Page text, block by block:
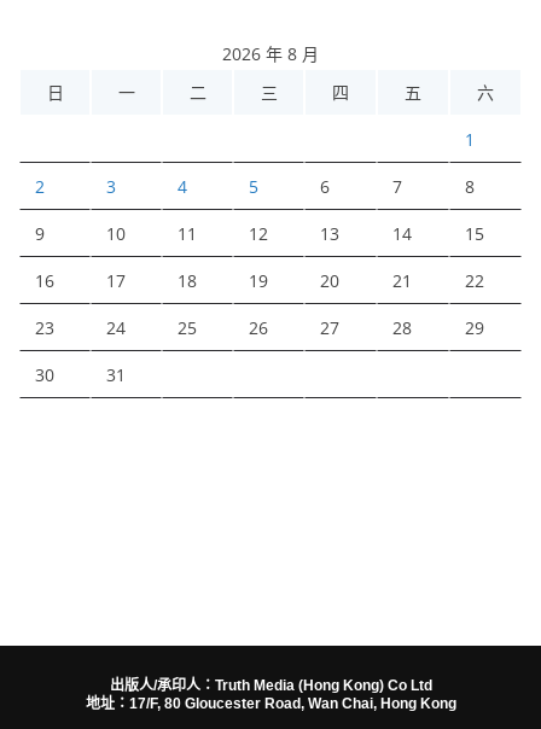
2026 年 8 月
日
一 二 三 四 五 六
1
2 3 4 5 6 7 8
9 10 11 12 13 14 15
16 17 18 19 20 21 22
23 24 25 26 27 28 29
30 31
出版人/承印人：Truth Media (Hong Kong) Co Ltd
地址：17/F, 80 Gloucester Road, Wan Chai, Hong Kong